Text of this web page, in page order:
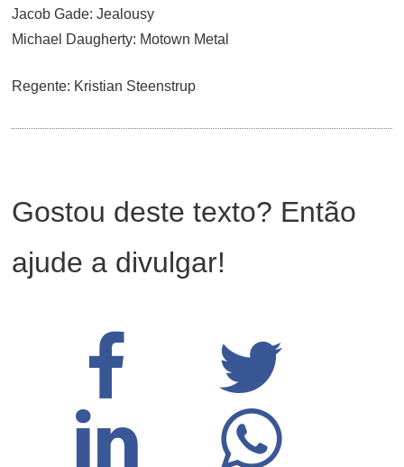
Jacob Gade: Jealousy
Michael Daugherty: Motown Metal
Regente: Kristian Steenstrup
Gostou deste texto? Então
ajude a divulgar!